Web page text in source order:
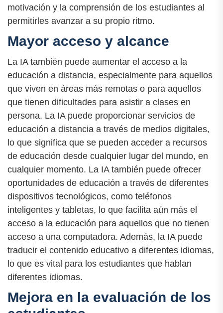
motivación y la comprensión de los estudiantes al
permitirles avanzar a su propio ritmo.
Mayor acceso y alcance
La IA también puede aumentar el acceso a la
educación a distancia, especialmente para aquellos
que viven en áreas más remotas o para aquellos
que tienen dificultades para asistir a clases en
persona. La IA puede proporcionar servicios de
educación a distancia a través de medios digitales,
lo que significa que se pueden acceder a recursos
de educación desde cualquier lugar del mundo, en
cualquier momento. La IA también puede ofrecer
oportunidades de educación a través de diferentes
dispositivos tecnológicos, como teléfonos
inteligentes y tabletas, lo que facilita aún más el
acceso a la educación para aquellos que no tienen
acceso a una computadora. Además, la IA puede
traducir el contenido educativo a diferentes idiomas,
lo que es vital para los estudiantes que hablan
diferentes idiomas.
Mejora en la evaluación de los